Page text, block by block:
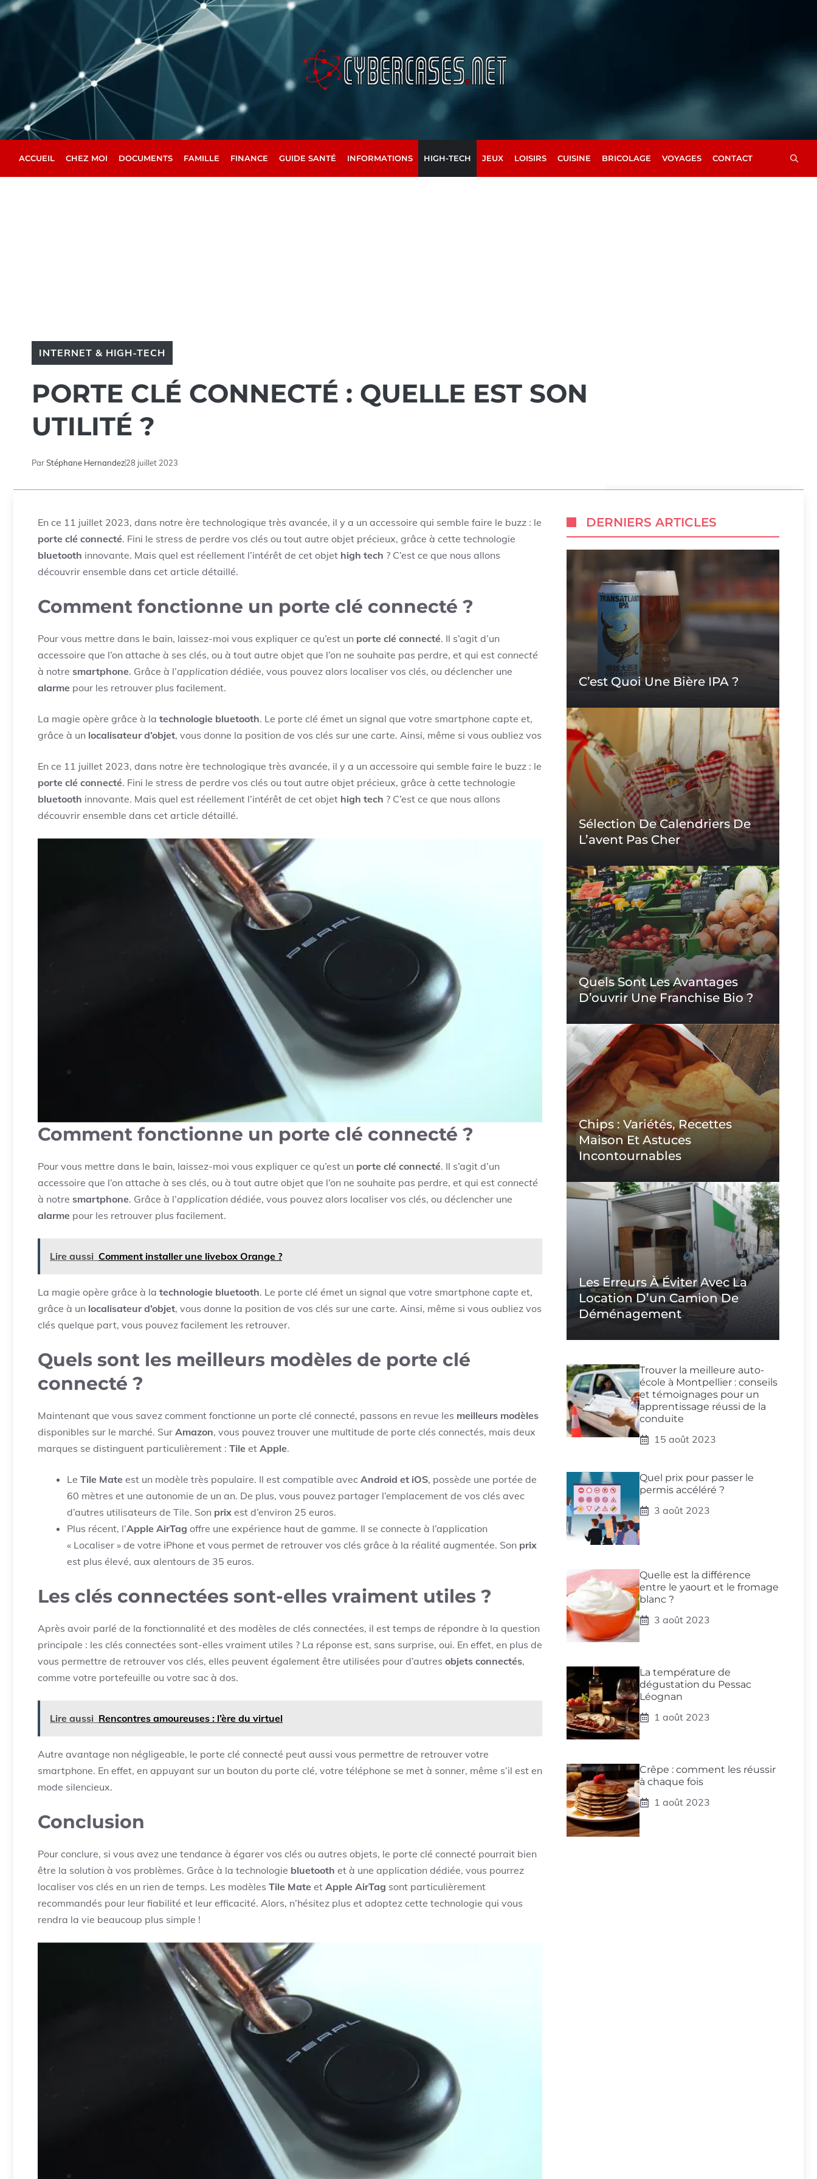
Aller
au
ACCUEIL CHEZ MOI DOCUMENTS FAMILLE FINANCE GUIDE SANTÉ INFORMATIONS HIGH-TECH JEUX LOISIRS CUISINE BRICOLAGE VOYAGES CONTACT
INTERNET & HIGH-TECH
PORTE CLÉ CONNECTÉ : QUELLE EST SON
UTILITÉ ?
ParStéphane Hernandez28 juillet 2023
En ce 11 juillet 2023, dans notre ère technologique très avancée, il y a un accessoire qui semble faire le buzz : le
porte clé connecté. Fini le stress de perdre vos clés ou tout autre objet précieux, grâce à cette technologie
bluetooth innovante. Mais quel est réellement l’intérêt de cet objet high tech ? C’est ce que nous allons
découvrir ensemble dans cet article détaillé.
Comment fonctionne un porte clé connecté ?
Pour vous mettre dans le bain, laissez-moi vous expliquer ce qu’est un porte clé connecté. Il s’agit d’un
accessoire que l’on attache à ses clés, ou à tout autre objet que l’on ne souhaite pas perdre, et qui est connecté
à notre smartphone. Grâce à l’application dédiée, vous pouvez alors localiser vos clés, ou déclencher une
alarme pour les retrouver plus facilement.
La magie opère grâce à la technologie bluetooth. Le porte clé émet un signal que votre smartphone capte et,
grâce à un localisateur d’objet, vous donne la position de vos clés sur une carte. Ainsi, même si vous oubliez vos
En ce 11 juillet 2023, dans notre ère technologique très avancée, il y a un accessoire qui semble faire le buzz : le
porte clé connecté. Fini le stress de perdre vos clés ou tout autre objet précieux, grâce à cette technologie
bluetooth innovante. Mais quel est réellement l’intérêt de cet objet high tech ? C’est ce que nous allons
découvrir ensemble dans cet article détaillé.
Comment fonctionne un porte clé connecté ?
Pour vous mettre dans le bain, laissez-moi vous expliquer ce qu’est un porte clé connecté. Il s’agit d’un
accessoire que l’on attache à ses clés, ou à tout autre objet que l’on ne souhaite pas perdre, et qui est connecté
à notre smartphone. Grâce à l’application dédiée, vous pouvez alors localiser vos clés, ou déclencher une
alarme pour les retrouver plus facilement.
Lire aussi Comment installer une livebox Orange ?
La magie opère grâce à la technologie bluetooth. Le porte clé émet un signal que votre smartphone capte et,
grâce à un localisateur d’objet, vous donne la position de vos clés sur une carte. Ainsi, même si vous oubliez vos
clés quelque part, vous pouvez facilement les retrouver.
Quels sont les meilleurs modèles de porte clé
connecté ?
Maintenant que vous savez comment fonctionne un porte clé connecté, passons en revue les meilleurs modèles
disponibles sur le marché. Sur Amazon, vous pouvez trouver une multitude de porte clés connectés, mais deux
marques se distinguent particulièrement : Tile et Apple.
Le Tile Mate est un modèle très populaire. Il est compatible avec Android et iOS, possède une portée de
60 mètres et une autonomie de un an. De plus, vous pouvez partager l’emplacement de vos clés avec
d’autres utilisateurs de Tile. Son prix est d’environ 25 euros.
Plus récent, l’Apple AirTag offre une expérience haut de gamme. Il se connecte à l’application
« Localiser » de votre iPhone et vous permet de retrouver vos clés grâce à la réalité augmentée. Son prix
est plus élevé, aux alentours de 35 euros.
Les clés connectées sont-elles vraiment utiles ?
Après avoir parlé de la fonctionnalité et des modèles de clés connectées, il est temps de répondre à la question
principale : les clés connectées sont-elles vraiment utiles ? La réponse est, sans surprise, oui. En effet, en plus de
vous permettre de retrouver vos clés, elles peuvent également être utilisées pour d’autres objets connectés,
comme votre portefeuille ou votre sac à dos.
Lire aussi Rencontres amoureuses : l’ère du virtuel
Autre avantage non négligeable, le porte clé connecté peut aussi vous permettre de retrouver votre
smartphone. En effet, en appuyant sur un bouton du porte clé, votre téléphone se met à sonner, même s’il est en
mode silencieux.
Conclusion
Pour conclure, si vous avez une tendance à égarer vos clés ou autres objets, le porte clé connecté pourrait bien
être la solution à vos problèmes. Grâce à la technologie bluetooth et à une application dédiée, vous pourrez
localiser vos clés en un rien de temps. Les modèles Tile Mate et Apple AirTag sont particulièrement
recommandés pour leur fiabilité et leur efficacité. Alors, n’hésitez plus et adoptez cette technologie qui vous
rendra la vie beaucoup plus simple !
DERNIERS ARTICLES
C’est Quoi Une Bière IPA ?
Sélection De Calendriers De
L’avent Pas Cher
Quels Sont Les Avantages
D’ouvrir Une Franchise Bio ?
Chips : Variétés, Recettes
Maison Et Astuces
Incontournables
Les Erreurs À Éviter Avec La
Location D’un Camion De
Déménagement
Trouver la meilleure auto-
école à Montpellier : conseils
et témoignages pour un
apprentissage réussi de la
conduite
15 août 2023
Quel prix pour passer le
permis accéléré ?
3 août 2023
Quelle est la différence
entre le yaourt et le fromage
blanc ?
3 août 2023
La température de
dégustation du Pessac
Léognan
1 août 2023
Crêpe : comment les réussir
à chaque fois
1 août 2023